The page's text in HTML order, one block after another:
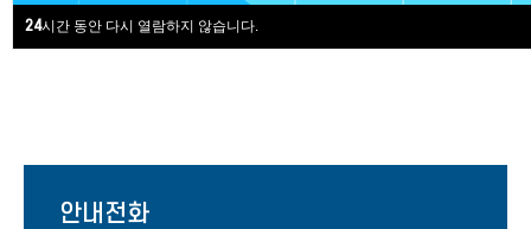
24시간 동안 다시 열람하지 않습니다.
자세히 보기
안내전화